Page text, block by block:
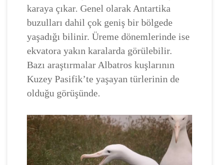
karaya çıkar. Genel olarak Antartika
buzulları dahil çok geniş bir bölgede
yaşadığı bilinir. Üreme dönemlerinde ise
ekvatora yakın karalarda görülebilir.
Bazı araştırmalar Albatros kuşlarının
Kuzey Pasifik’te yaşayan türlerinin de
olduğu görüşünde.